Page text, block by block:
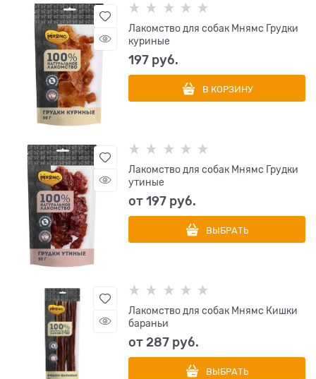
Лакомство для собак Мнямс Грудки
куриные
197 руб.
В КОРЗИНУ
Лакомство для собак Мнямс Грудки
утиные
от197 руб.
ВЫБРАТЬ
Лакомство для собак Мнямс Кишки
бараньи
от287 руб.
ВЫБРАТЬ